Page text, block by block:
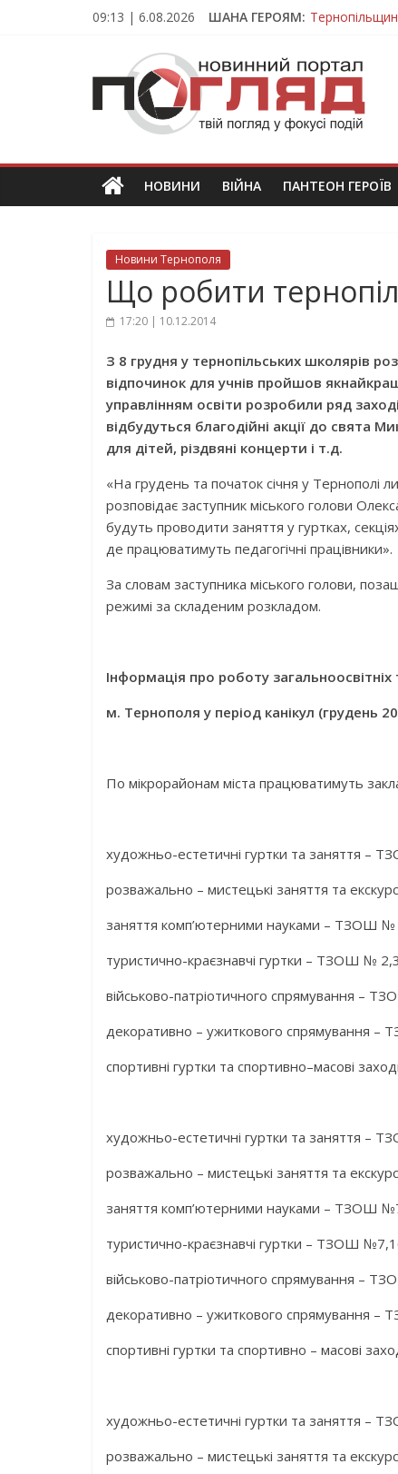
09:13 | 6.08.2026 ШАНА ГЕРОЯМ:
Під час
На війні
ПОГЛЯД
Новини
Тернополя.
новини
та
НОВИНИ ВІЙНА ПАНТЕОН ГЕРОЇВ
Новини Тернополя
Що робити
17:20 | 10.12.2014
З 8 грудня у тернопільських школярів
відпочинок для учнів пройшов
управлінням освіти розробили ряд
відбудуться благодійні акції до свята
для дітей, різдвяні концерти і т.д.
«На грудень та початок січня у Тернополі
розповідає заступник міського голови
будуть проводити заняття у гуртках,
де працюватимуть педагогічні працівники».
За словам заступника міського голови,
режимі за складеним розкладом.
Інформація про роботу
м. Тернополя у період канікул (грудень
По мікрорайонам міста працюватимуть
художньо-естетичні гуртки та заняття –
розважально – мистецькі заняття та
заняття комп’ютерними науками – ТЗОШ
туристично-краєзнавчі гуртки – ТЗОШ №
військово-патріотичного спрямування –
декоративно – ужиткового спрямування
спортивні гуртки та спортивно–масові
художньо-естетичні гуртки та заняття –
розважально – мистецькі заняття та
заняття комп’ютерними науками – ТЗОШ
туристично-краєзнавчі гуртки – ТЗОШ
військово-патріотичного спрямування –
декоративно – ужиткового спрямування
спортивні гуртки та спортивно – масові
художньо-естетичні гуртки та заняття –
розважально – мистецькі заняття та